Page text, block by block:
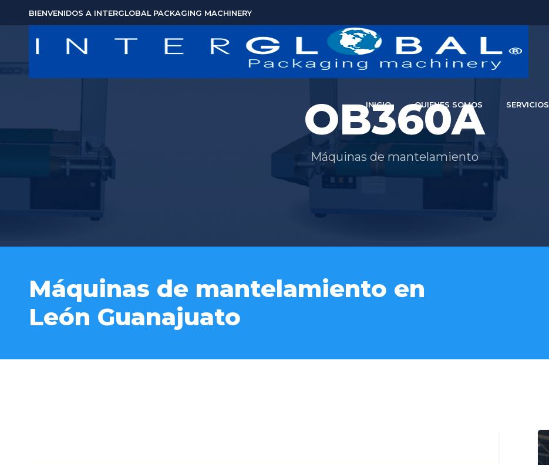
BIENVENIDOS A INTERGLOBAL PACKAGING MACHINERY
INICIO QUIENES SOMOS SERVICIOS
OB360A
Máquinas de mantelamiento
Máquinas de mantelamiento en
León Guanajuato